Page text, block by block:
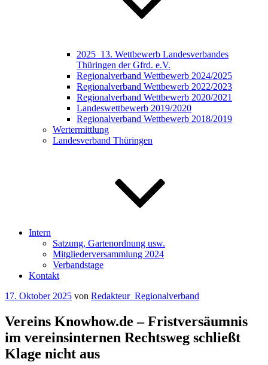
2025_13. Wettbewerb Landesverbandes
Thüringen der Gfrd. e.V.
Regionalverband Wettbewerb 2024/2025
Regionalverband Wettbewerb 2022/2023
Regionalverband Wettbewerb 2020/2021
Landeswettbewerb 2019/2020
Regionalverband Wettbewerb 2018/2019
Wertermittlung
Landesverband Thüringen
Intern
Satzung, Gartenordnung usw.
Mitgliederversammlung 2024
Verbandstage
Kontakt
Veröffentlicht
17. Oktober 2025 von Redakteur_Regionalverband
Vereins Knowhow.de – Fristversäumnis
im vereinsinternen Rechtsweg schließt
Klage nicht aus